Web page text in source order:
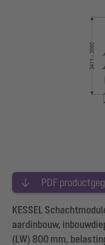
PDF
KESSEL
aardinbouw,
(LW) 800 mm,